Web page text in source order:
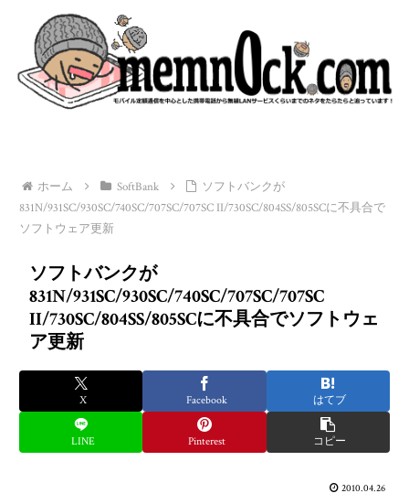
ホーム SoftBank
ソフトバンクが
831N/931SC/930SC/740SC/707SC/707SC II/730SC/804SS/805SCに不具合で
ソフトウェア更新
ソフトバンクが
831N/931SC/930SC/740SC/707SC/707SC
II/730SC/804SS/805SCに不具合でソフトウェ
ア更新
X Facebook はてブ
LINE Pinterest コピー
2010.04.26